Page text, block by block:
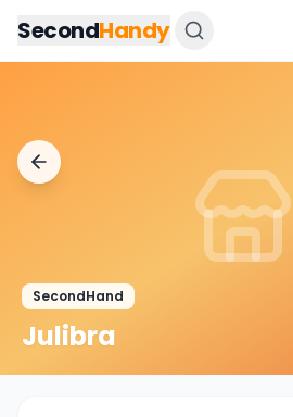
SecondHandy
SecondHand
Julibra